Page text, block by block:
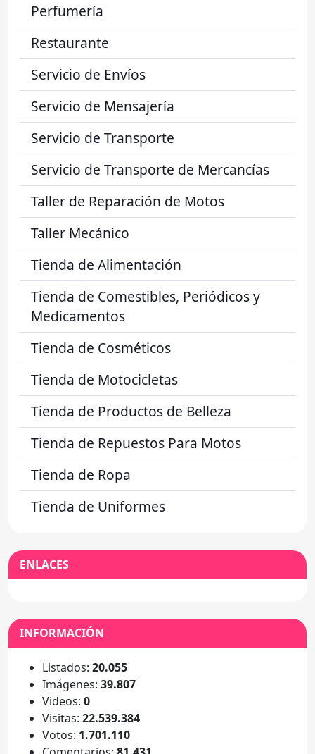
Perfumería
Restaurante
Servicio de Envíos
Servicio de Mensajería
Servicio de Transporte
Servicio de Transporte de Mercancías
Taller de Reparación de Motos
Taller Mecánico
Tienda de Alimentación
Tienda de Comestibles, Periódicos y
Medicamentos
Tienda de Cosméticos
Tienda de Motocicletas
Tienda de Productos de Belleza
Tienda de Repuestos Para Motos
Tienda de Ropa
Tienda de Uniformes
ENLACES
INFORMACIÓN
Listados: 20.055
Imágenes: 39.807
Videos: 0
Visitas: 22.539.384
Votos: 1.701.110